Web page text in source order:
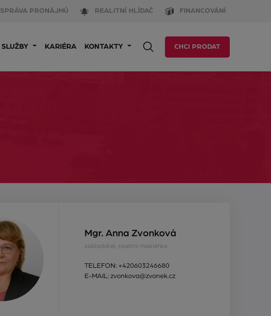
SPRÁVA PRONÁJMŮ REALITNÍ HLÍDAČ FINANCOVÁNÍ
SLUŽBY KARIÉRA KONTAKTY CHCI PRODAT
Mgr. Anna Zvonková
zakladatel, realitní makléřka
TELEFON: +420603246680
E-MAIL: zvonkova@zvonek.cz